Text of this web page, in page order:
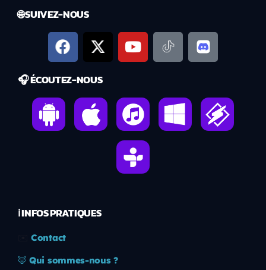
🌐 SUIVEZ-NOUS
🎧 ÉCOUTEZ-NOUS
ℹ️ INFOS PRATIQUES
Contact
🦊 Qui sommes-nous ?